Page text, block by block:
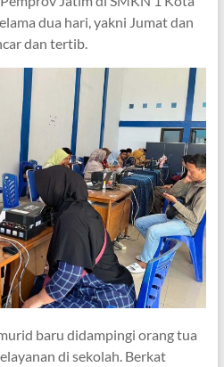
dua hari, yakni Jumat dan
dan tertib.
baru didampingi orang tua
di sekolah. Berkat